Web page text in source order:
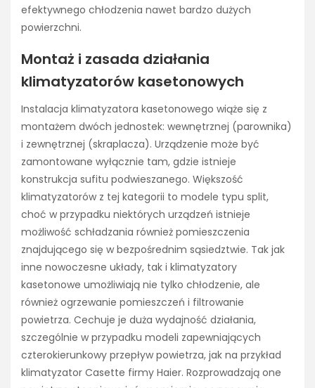
efektywnego chłodzenia nawet bardzo dużych
powierzchni.
Montaż i zasada działania
klimatyzatorów kasetonowych
Instalacja klimatyzatora kasetonowego wiąże się z
montażem dwóch jednostek: wewnętrznej (parownika)
i zewnętrznej (skraplacza). Urządzenie może być
zamontowane wyłącznie tam, gdzie istnieje
konstrukcja sufitu podwieszanego. Większość
klimatyzatorów z tej kategorii to modele typu split,
choć w przypadku niektórych urządzeń istnieje
możliwość schładzania również pomieszczenia
znajdującego się w bezpośrednim sąsiedztwie. Tak jak
inne nowoczesne układy, tak i klimatyzatory
kasetonowe umożliwiają nie tylko chłodzenie, ale
również ogrzewanie pomieszczeń i filtrowanie
powietrza. Cechuje je duża wydajność działania,
szczególnie w przypadku modeli zapewniających
czterokierunkowy przepływ powietrza, jak na przykład
klimatyzator Casette firmy Haier. Rozprowadzają one